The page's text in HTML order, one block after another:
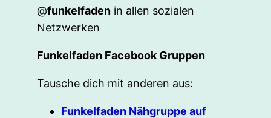
@funkelfaden in allen sozialen
Netzwerken
Funkelfaden Facebook Gruppen
Tausche dich mit anderen aus:
Funkelfaden Nähgruppe auf